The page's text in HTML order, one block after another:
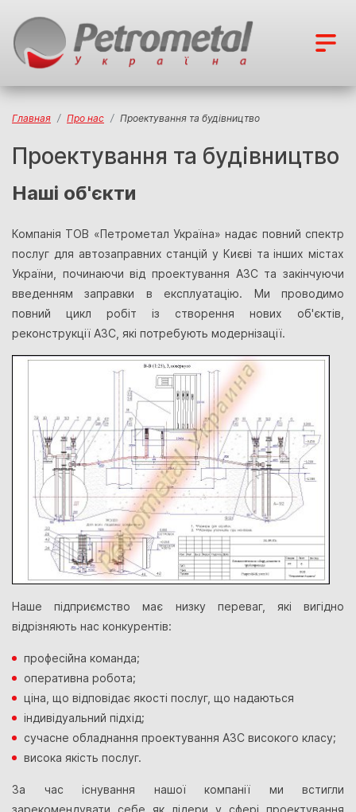
Главная Про нас Проектування та будівництво
Проектування та будівництво
Наші об'єкти
Компанія ТОВ «Петрометал Україна» надає повний спектр
послуг для автозаправних станцій у Києві та інших містах
України, починаючи від проектування АЗС та закінчуючи
введенням заправки в експлуатацію. Ми проводимо
повний цикл робіт із створення нових об'єктів,
реконструкції АЗС, які потребують модернізації.
Наше підприємство має низку переваг, які вигідно
відрізняють нас конкурентів:
професійна команда;
оперативна робота;
ціна, що відповідає якості послуг, що надаються
індивідуальний підхід;
сучасне обладнання проектування АЗС високого класу;
висока якість послуг.
За час існування нашої компанії ми встигли